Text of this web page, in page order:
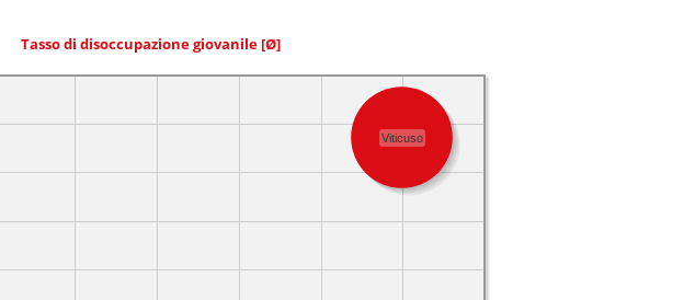
Tasso di disoccupazione giovanile [Ø]
Viticuso